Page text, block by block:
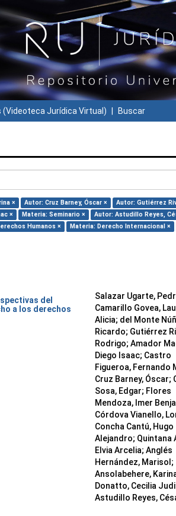
(Videoteca Jurídica Virtual) Buscar
× Autor: Cruz Barney, Óscar ×
Autor: Gutiérrez
× Materia: Seminario ×
Autor: Astudillo Reyes,
Humanos × Materia: Derecho Internacional ×
del
a los derechos
Salazar Ugarte,
Camarillo Govea,
Alicia; del Monte
Ricardo; Gutiérrez
Rodrigo; Amador
Diego Isaac; Castro
Figueroa, Fernando
Cruz Barney, Óscar;
Sosa, Edgar; Flores
Mendoza, Imer
Córdova Vianello,
Concha Cantú, Hugo
Alejandro; Quintana
Elvia Arcelia; Anglés
Hernández, Marisol ;
Ansolabehere,
Donatto, Cecilia
Astudillo Reyes,